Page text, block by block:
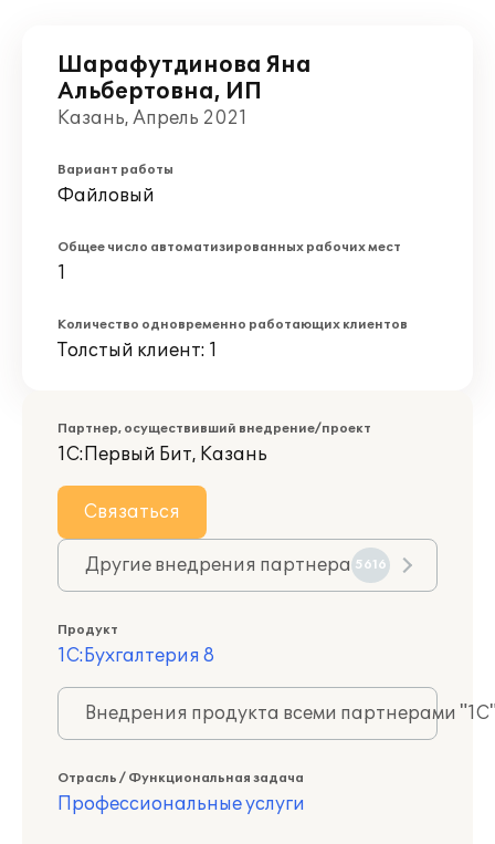
Шарафутдинова Яна
Альбертовна, ИП
Казань, Апрель 2021
Вариант работы
Файловый
Общее число автоматизированных рабочих мест
1
Количество одновременно работающих клиентов
Толстый клиент: 1
Партнер, осуществивший внедрение/проект
1С:Первый Бит, Казань
Связаться
Другие внедрения партнера 5616
Продукт
1С:Бухгалтерия 8
Внедрения продукта всеми партнерами
Отрасль / Функциональная задача
Профессиональные услуги